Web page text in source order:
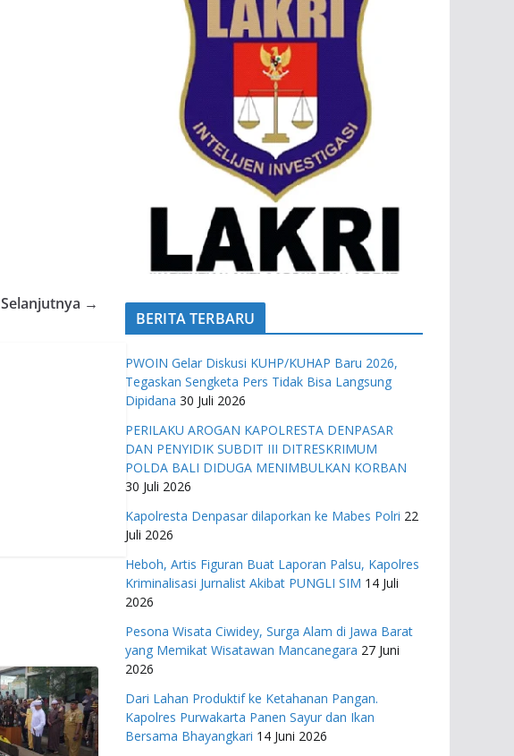
Selanjutnya →
BERITA TERBARU
PWOIN Gelar Diskusi KUHP/KUHAP Baru 2026,
Tegaskan Sengketa Pers Tidak Bisa Langsung
Dipidana 30 Juli 2026
PERILAKU AROGAN KAPOLRESTA DENPASAR
DAN PENYIDIK SUBDIT III DITRESKRIMUM
POLDA BALI DIDUGA MENIMBULKAN KORBAN
30 Juli 2026
Kapolresta Denpasar dilaporkan ke Mabes Polri 22
Juli 2026
Heboh, Artis Figuran Buat Laporan Palsu, Kapolres
Kriminalisasi Jurnalist Akibat PUNGLI SIM 14 Juli
2026
Pesona Wisata Ciwidey, Surga Alam di Jawa Barat
yang Memikat Wisatawan Mancanegara 27 Juni
2026
Dari Lahan Produktif ke Ketahanan Pangan.
Kapolres Purwakarta Panen Sayur dan Ikan
Bersama Bhayangkari 14 Juni 2026